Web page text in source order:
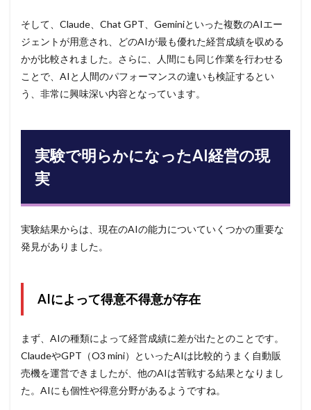
そして、Claude、Chat GPT、Geminiといった複数のAIエー
ジェントが用意され、どのAIが最も優れた経営成績を収める
かが比較されました。さらに、人間にも同じ作業を行わせる
ことで、AIと人間のパフォーマンスの違いも検証するとい
う、非常に興味深い内容となっています。
実験で明らかになったAI経営の現
実
実験結果からは、現在のAIの能力についていくつかの重要な
発見がありました。
AIによって得意不得意が存在
まず、AIの種類によって経営成績に差が出たとのことです。
ClaudeやGPT（O3 mini）といったAIは比較的うまく自動販
売機を運営できましたが、他のAIは苦戦する結果となりまし
た。AIにも個性や得意分野があるようですね。